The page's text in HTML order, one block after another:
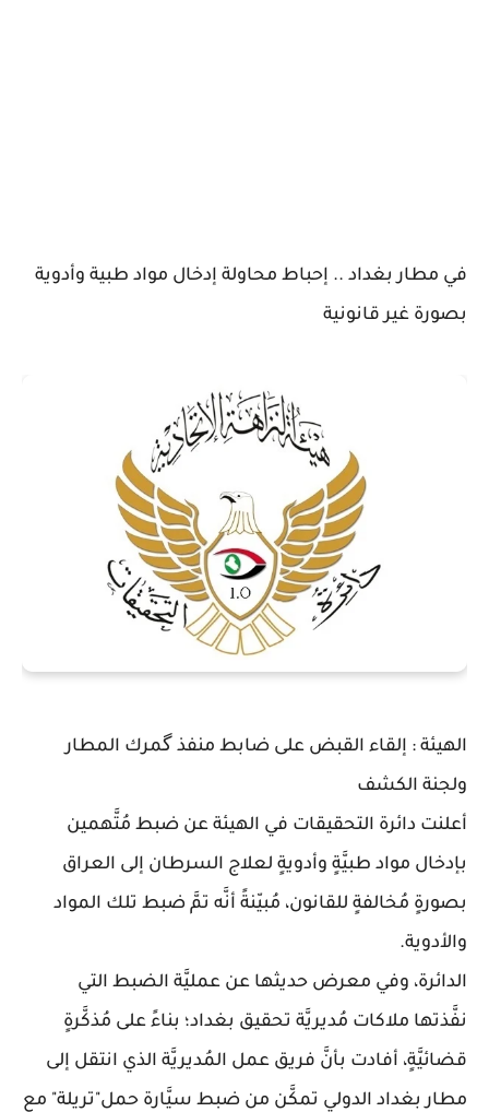
في مطار بغداد .. إحباط محاولة إدخال مواد طبية وأدوية
بصورة غير قانونية
الهيئة : إلقاء القبض على ضابط منفذ گمرك المطار
ولجنة الكشف
أعلنت دائرة التحقيقات في الهيئة عن ضبط مُتَّهمين
بإدخال مواد طبيَّةٍ وأدويةٍ لعلاج السرطان إلى العراق
بصورةٍ مُخالفةٍ للقانون، مُبيّنةً أنَّه تمَّ ضبط تلك المواد
والأدوية.
الدائرة، وفي معرض حديثها عن عمليَّة الضبط التي
نفَّذتها ملاكات مُديريَّة تحقيق بغداد؛ بناءً على مُذكَّرةٍ
قضائيَّةٍ، أفادت بأنَّ فريق عمل المُديريَّة الذي انتقل إلى
مطار بغداد الدولي تمكَّن من ضبط سيَّارة حمل"تريلة" مع